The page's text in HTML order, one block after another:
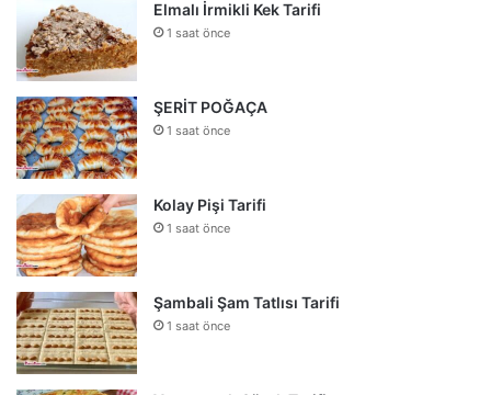
Elmalı İrmikli Kek Tarifi
1 saat önce
ŞERİT POĞAÇA
1 saat önce
Kolay Pişi Tarifi
1 saat önce
Şambali Şam Tatlısı Tarifi
1 saat önce